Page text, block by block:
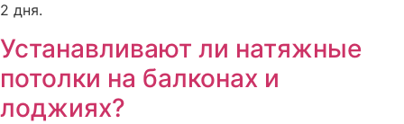
2 дня.
Устанавливают ли натяжные
потолки на балконах и
лоджиях?